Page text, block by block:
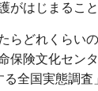
がはじまるこ
らどれくらい
保険文化セン
全国実態調査